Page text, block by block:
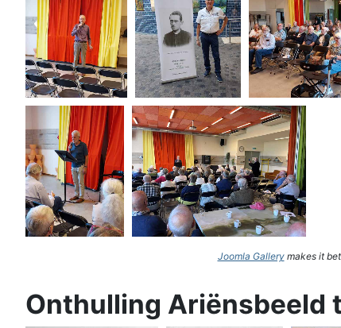
Joomla Gallerymakes it
Onthulling Ariënsbeeld